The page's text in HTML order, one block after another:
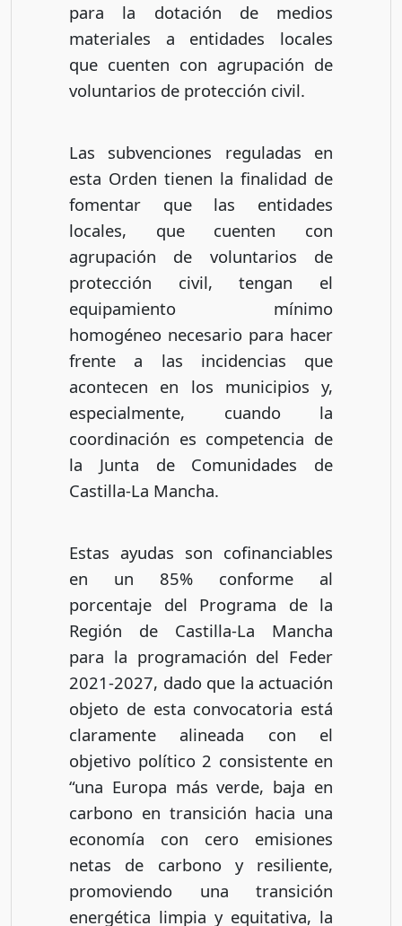
para la dotación de medios
materiales a entidades locales
que cuenten con agrupación de
voluntarios de protección civil.
Las subvenciones reguladas en
esta Orden tienen la finalidad de
fomentar que las entidades
locales, que cuenten con
agrupación de voluntarios de
protección civil, tengan el
equipamiento mínimo
homogéneo necesario para hacer
frente a las incidencias que
acontecen en los municipios y,
especialmente, cuando la
coordinación es competencia de
la Junta de Comunidades de
Castilla-La Mancha.
Estas ayudas son cofinanciables
en un 85% conforme al
porcentaje del Programa de la
Región de Castilla-La Mancha
para la programación del Feder
2021-2027, dado que la actuación
objeto de esta convocatoria está
claramente alineada con el
objetivo político 2 consistente en
“una Europa más verde, baja en
carbono en transición hacia una
economía con cero emisiones
netas de carbono y resiliente,
promoviendo una transición
energética limpia y equitativa, la